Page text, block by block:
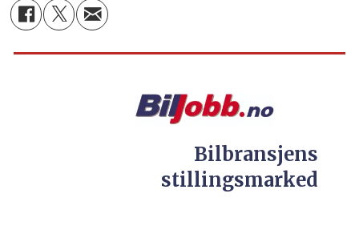
Bilbransjens
stillingsmarked